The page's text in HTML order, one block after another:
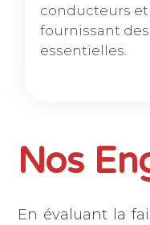
conducteurs
fournissant
essentielles.
Nos
En évaluant la